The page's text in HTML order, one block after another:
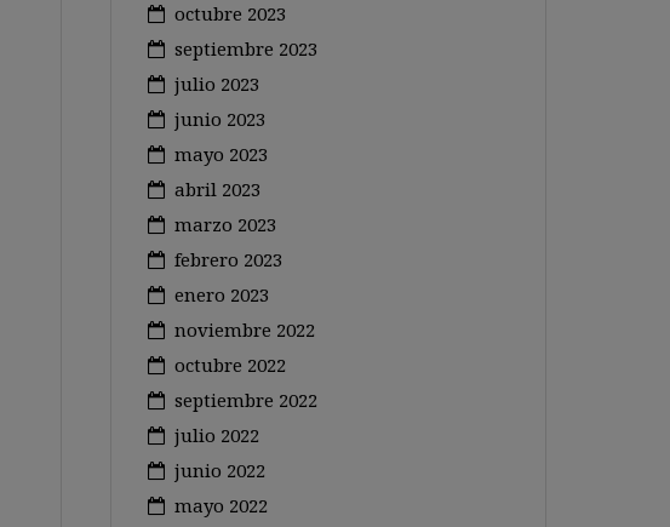
octubre 2023
septiembre 2023
julio 2023
junio 2023
mayo 2023
abril 2023
marzo 2023
febrero 2023
enero 2023
noviembre 2022
octubre 2022
septiembre 2022
julio 2022
junio 2022
mayo 2022